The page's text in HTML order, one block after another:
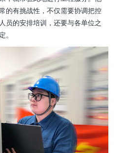
的有挑战性，不仅需要协调把控
员的安排培训，还要与各单位之
。